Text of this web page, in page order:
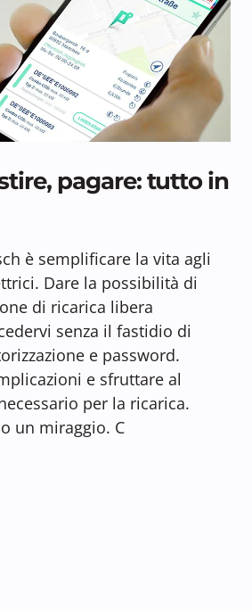
pagare: tutto in
è semplificare la vita agli
Dare la possibilità di
di ricarica libera
senza il fastidio di
e password.
e sfruttare al
per la ricarica.
un miraggio. C